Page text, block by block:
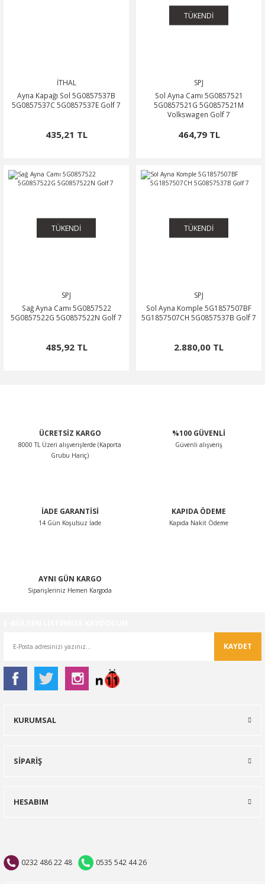
İTHAL
Ayna Kapağı Sol 5G0857537B
5G0857537C 5G0857537E Golf 7
435,21 TL
TÜKENDİ
SPJ
Sol Ayna Camı 5G0857521
5G0857521G 5G0857521M
Volkswagen Golf 7
464,79 TL
TÜKENDİ
SPJ
Sağ Ayna Camı 5G0857522
5G0857522G 5G0857522N Golf 7
485,92 TL
TÜKENDİ
SPJ
Sol Ayna Komple 5G1857507BF
5G1857507CH 5G0857537B Golf 7
2.880,00 TL
ÜCRETSİZ KARGO
8000 TL Üzeri alışverişlerde (Kaporta
Grubu Hariç)
%100 GÜVENLİ
Güvenli alışveriş
İADE GARANTİSİ
14 Gün Koşulsuz İade
KAPIDA ÖDEME
Kapıda Nakit Ödeme
AYNI GÜN KARGO
Siparişleriniz Hemen Kargoda
KAYDET
0232 486 22 48 0535 542 44 26
KURUMSAL
SİPARİŞ
HESABIM